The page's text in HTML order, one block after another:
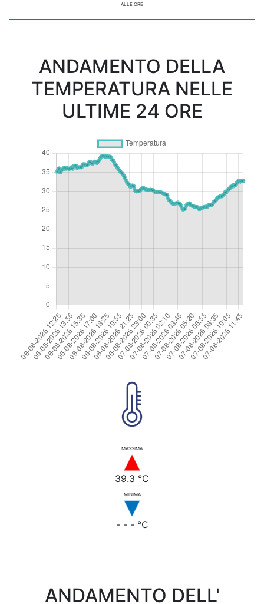
ALLE ORE
ANDAMENTO DELLA
TEMPERATURA NELLE
ULTIME 24 ORE
MASSIMA
39.3 °C
MINIMA
- - - °C
ANDAMENTO DELL'